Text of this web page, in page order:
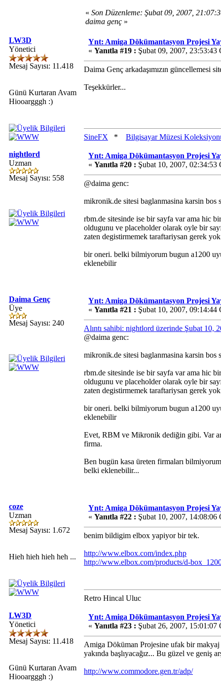
« Son Düzenleme: Şubat 09, 2007,
daima genç »
LW3D
Yönetici
Mesaj Sayısı: 11.418
Günü Kurtaran Avam
Hiooargggh :)
Ynt: Amiga Dökümantasyon Projesi
« Yanıtla #19 : Şubat 09, 2007, 23:53:43
Daima Genç arkadaşımızın güncellemesi
Teşekkürler...
SineFX * Bilgisayar Müzesi
nightlord
Uzman
Mesaj Sayısı: 558
Ynt: Amiga Dökümantasyon Projesi
« Yanıtla #20 : Şubat 10, 2007, 02:34:53
@daima genc:
mikronik.de sitesi baglanmasina karsin
rbm.de sitesinde ise bir sayfa var ama hic
oldugunu ve placeholder olarak oyle bir
zaten degistirmemek taraftariysan gerek
bir oneri. belki bilmiyorum bugun a1200
eklenebilir
Daima Genç
Üye
Mesaj Sayısı: 240
Ynt: Amiga Dökümantasyon Projesi
« Yanıtla #21 : Şubat 10, 2007, 09:14:44
Alıntı sahibi: nightlord üzerinde Şubat 10,
@daima genc:
mikronik.de sitesi baglanmasina karsin
rbm.de sitesinde ise bir sayfa var ama hic
oldugunu ve placeholder olarak oyle bir
zaten degistirmemek taraftariysan gerek
bir oneri. belki bilmiyorum bugun a1200
eklenebilir
Evet, RBM ve Mikronik dediğin gibi. Var
firma.
Ben bugün kasa üreten firmaları
belki eklenebilir...
coze
Uzman
Mesaj Sayısı: 1.672
Hieh hieh hieh heh ...
Ynt: Amiga Dökümantasyon Projesi
« Yanıtla #22 : Şubat 10, 2007, 14:08:06
benim bildigim elbox yapiyor bir tek.
http://www.elbox.com/index.php
http://www.elbox.com/products/d-
Retro Hincal Uluc
LW3D
Yönetici
Mesaj Sayısı: 11.418
Günü Kurtaran Avam
Hiooargggh :)
Ynt: Amiga Dökümantasyon Projesi
« Yanıtla #23 : Şubat 26, 2007, 15:01:07
Amiga Döküman Projesine ufak bir makyaj
yakında başlıyacağız... Bu güzel ve geniş
http://www.commodore.gen.tr/adp/